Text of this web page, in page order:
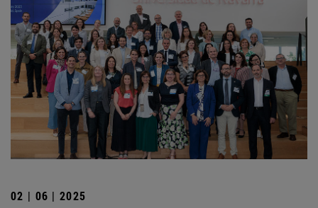
02 | 06 | 2025